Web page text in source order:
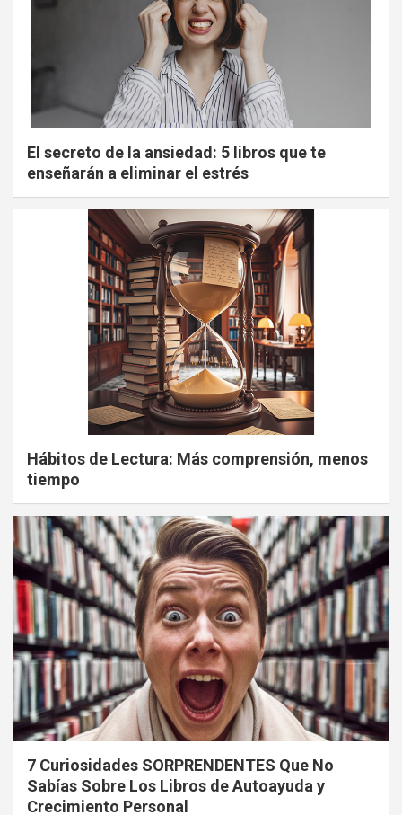
El secreto de la ansiedad: 5 libros que te
enseñarán a eliminar el estrés
Hábitos de Lectura: Más comprensión, menos
tiempo
7 Curiosidades SORPRENDENTES Que No
Sabías Sobre Los Libros de Autoayuda y
Crecimiento Personal